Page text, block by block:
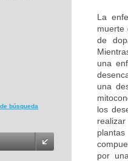
búsqueda
La
muerte
de
una
una
los
por